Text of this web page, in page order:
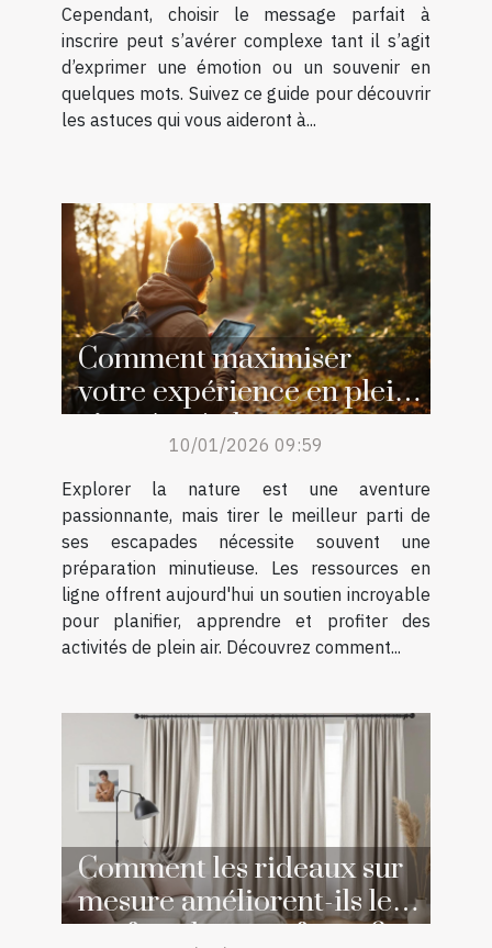
Cependant, choisir le message parfait à
inscrire peut s’avérer complexe tant il s’agit
d’exprimer une émotion ou un souvenir en
quelques mots. Suivez ce guide pour découvrir
les astuces qui vous aideront à...
Comment maximiser
votre expérience en plein
air grâce à des ressources
en ligne ?10/01/2026 09:59
Explorer la nature est une aventure
passionnante, mais tirer le meilleur parti de
ses escapades nécessite souvent une
préparation minutieuse. Les ressources en
ligne offrent aujourd'hui un soutien incroyable
pour planifier, apprendre et profiter des
activités de plein air. Découvrez comment...
Comment les rideaux sur
mesure améliorent-ils le
confort de votre foyer ?